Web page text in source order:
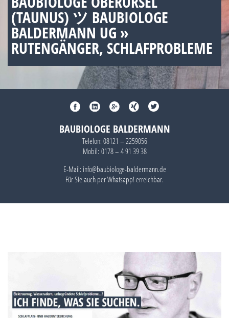
(TAUNUS) ツ BAUBIOLOGE
BALDERMANN UG »
RUTENGÄNGER, SCHLAFPROBLEME
BAUBIOLOGE BALDERMANN
Telefon: 08121 – 2259056
Mobil: 0178 – 4 91 39 38
E-Mail: info@baubiologe-baldermann.de
Für Sie auch perWhatsapp!erreichbar.